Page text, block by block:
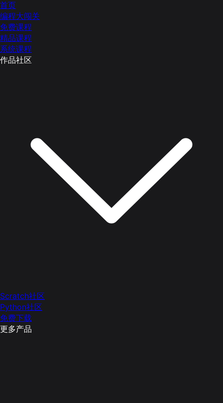
首页
编程大闯关
免费课程
精品课程
系统课程
作品社区
Scratch社区
Python社区
免费下载
更多产品